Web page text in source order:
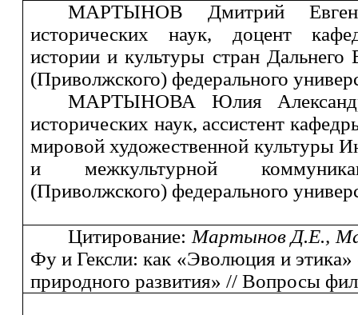
МАРТЫНОВ Дмитрий
исторических наук, доцент
истории и культуры стран Дальнего
(Приволжского) федерального
МАРТЫНОВА Юлия
исторических наук, ассистент
мировой художественной культуры
и межкультурной
(Приволжского) федерального
Цитирование:Мартынов Д.Е.,
Фу и Гексли: как «Эволюция и этика»
природного развития» // Вопросы